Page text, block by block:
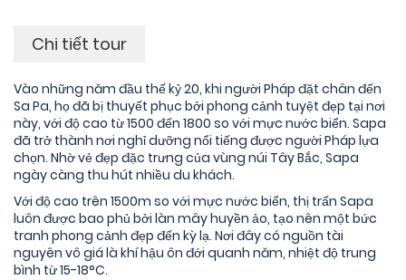
Chi tiết tour
Vào những năm đầu thế kỷ 20, khi người Pháp đặt chân đến
Sa Pa, họ đã bị thuyết phục bởi phong cảnh tuyệt đẹp tại nơi
này, với độ cao từ 1500 đến 1800 so với mực nước biển. Sapa
đã trở thành nơi nghỉ dưỡng nổi tiếng được người Pháp lựa
chọn. Nhờ vẻ đẹp đặc trưng của vùng núi Tây Bắc, Sapa
ngày càng thu hút nhiều du khách.
Với độ cao trên 1500m so với mực nước biển, thị trấn Sapa
luôn được bao phủ bởi làn mây huyền ảo, tạo nên một bức
tranh phong cảnh đẹp đến kỳ lạ. Nơi đây có nguồn tài
nguyên vô giá là khí hậu ôn đới quanh năm, nhiệt độ trung
bình từ 15-18°C.